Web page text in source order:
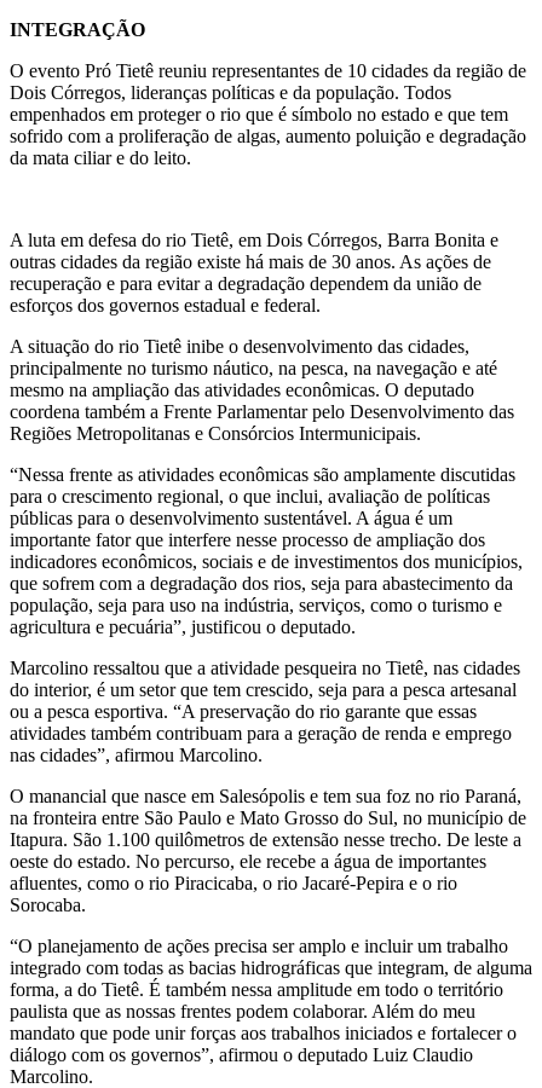
INTEGRAÇÃO
O evento Pró Tietê reuniu representantes de 10 cidades da região de
Dois Córregos, lideranças políticas e da população. Todos
empenhados em proteger o rio que é símbolo no estado e que tem
sofrido com a proliferação de algas, aumento poluição e degradação
da mata ciliar e do leito.
A luta em defesa do rio Tietê, em Dois Córregos, Barra Bonita e
outras cidades da região existe há mais de 30 anos. As ações de
recuperação e para evitar a degradação dependem da união de
esforços dos governos estadual e federal.
A situação do rio Tietê inibe o desenvolvimento das cidades,
principalmente no turismo náutico, na pesca, na navegação e até
mesmo na ampliação das atividades econômicas. O deputado
coordena também a Frente Parlamentar pelo Desenvolvimento das
Regiões Metropolitanas e Consórcios Intermunicipais.
“Nessa frente as atividades econômicas são amplamente discutidas
para o crescimento regional, o que inclui, avaliação de políticas
públicas para o desenvolvimento sustentável. A água é um
importante fator que interfere nesse processo de ampliação dos
indicadores econômicos, sociais e de investimentos dos municípios,
que sofrem com a degradação dos rios, seja para abastecimento da
população, seja para uso na indústria, serviços, como o turismo e
agricultura e pecuária”, justificou o deputado.
Marcolino ressaltou que a atividade pesqueira no Tietê, nas cidades
do interior, é um setor que tem crescido, seja para a pesca artesanal
ou a pesca esportiva. “A preservação do rio garante que essas
atividades também contribuam para a geração de renda e emprego
nas cidades”, afirmou Marcolino.
O manancial que nasce em Salesópolis e tem sua foz no rio Paraná,
na fronteira entre São Paulo e Mato Grosso do Sul, no município de
Itapura. São 1.100 quilômetros de extensão nesse trecho. De leste a
oeste do estado. No percurso, ele recebe a água de importantes
afluentes, como o rio Piracicaba, o rio Jacaré-Pepira e o rio
Sorocaba.
“O planejamento de ações precisa ser amplo e incluir um trabalho
integrado com todas as bacias hidrográficas que integram, de alguma
forma, a do Tietê. É também nessa amplitude em todo o território
paulista que as nossas frentes podem colaborar. Além do meu
mandato que pode unir forças aos trabalhos iniciados e fortalecer o
diálogo com os governos”, afirmou o deputado Luiz Claudio
Marcolino.